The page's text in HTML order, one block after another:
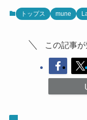
トップス mune
この記事